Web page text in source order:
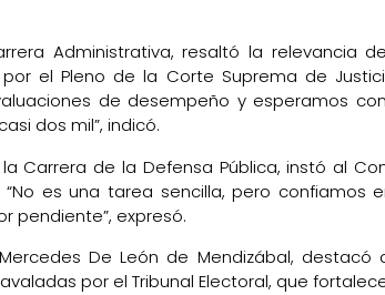
Administrativa, resaltó la relevancia
el Pleno de la Corte Suprema de
de desempeño y esperamos
dos mil”, indicó.
Carrera de la Defensa Pública, instó al
es una tarea sencilla, pero confiamos
pendiente”, expresó.
De León de Mendizábal, destacó
por el Tribunal Electoral, que